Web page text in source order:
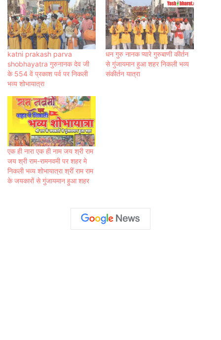
katni prakash parva
shobhayatra गुरुनानक देव जी
के 554 वें प्रकाश पर्व पर निकली
भव्य शोभायात्रा
धन गुरु नानक प्यारे गुरुबाणी कीर्तन
से गुंजायमान हुआ शहर निकली भव्य
संकीर्तन यात्रा
एक ही नारा एक ही नाम जय श्री राम
जय श्री राम-रामनवमी पर शहर मे
निकली भव्य शोभायात्रा श्रीं राम राम
के जयकारों से गुंजायमान हुआ शहर